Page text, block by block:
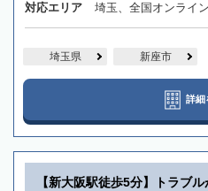
対応エリア 埼玉、全国オンライ
埼玉県 新座市
詳細
【新大阪駅徒歩5分】トラブ